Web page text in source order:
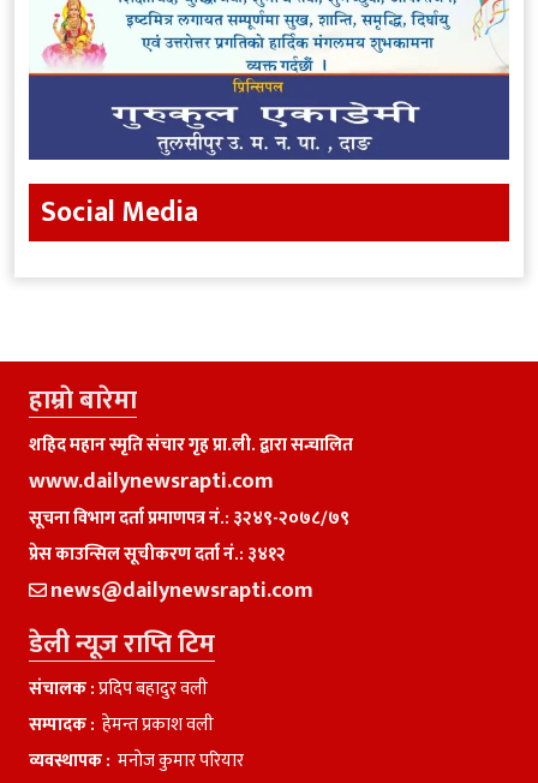
Social Media
हाम्राे बारेमा
शहिद महान स्मृति संचार गृह प्रा.ली. द्वारा सन्चालित
www.dailynewsrapti.com
सूचना विभाग दर्ता प्रमाणपत्र नं.: ३२४९-२०७८/७९
प्रेस काउन्सिल सूचीकरण दर्ता नं.: ३४१२
news@dailynewsrapti.com
डेली न्यूज राप्ति टिम
संचालक :प्रदिप बहादुर वली
सम्पादक : हेमन्त प्रकाश वली
व्यवस्थापक : मनाेज कुमार परियार